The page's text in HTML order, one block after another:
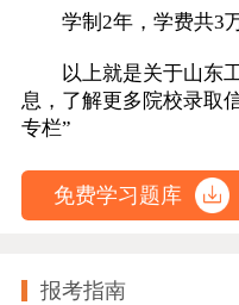
学制2年，学费共3万
以上就是关于山东工
息，了解更多院校录取
专栏”
免费学习题库
报考指南